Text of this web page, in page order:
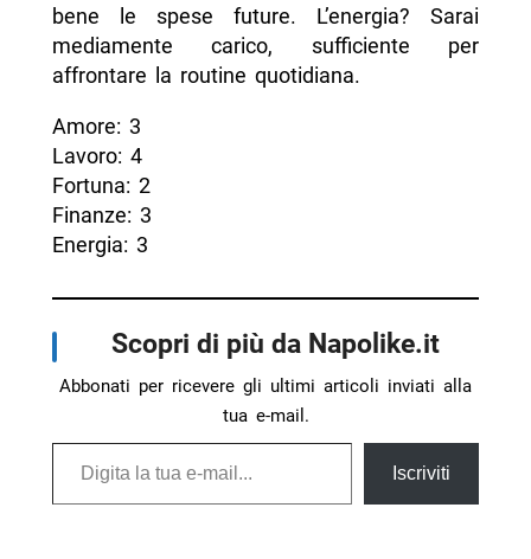
bene le spese future. L’energia? Sarai
mediamente carico, sufficiente per
affrontare la routine quotidiana.
Amore: 3
Lavoro: 4
Fortuna: 2
Finanze: 3
Energia: 3
Scopri di più da Napolike.it
Abbonati per ricevere gli ultimi articoli inviati alla
tua e-mail.
Digita la tua e-mail...
Iscriviti